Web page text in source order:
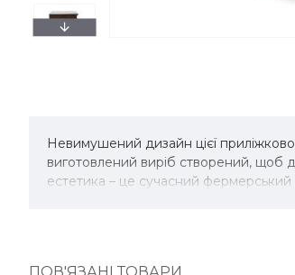
Невимушений дизайн цієї
виготовлений виріб створений, щоб
естетика – це сучасний